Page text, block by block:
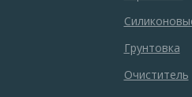
Грунтовка
Очиститель